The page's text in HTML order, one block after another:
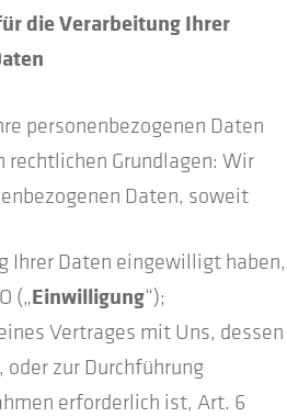
die Verarbeitung Ihrer
personenbezogenen Daten
rechtlichen Grundlagen: Wir
Daten, soweit
Ihrer Daten eingewilligt haben,
(„Einwilligung“);
Vertrages mit Uns, dessen
zur Durchführung
erforderlich ist, Art. 6